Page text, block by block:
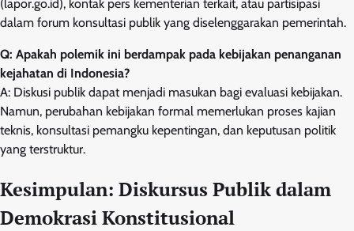
(lapor.go.id), kontak pers kementerian terkait, atau partisipasi
dalam forum konsultasi publik yang diselenggarakan pemerintah.
Q: Apakah polemik ini berdampak pada kebijakan penanganan
kejahatan di Indonesia?
A: Diskusi publik dapat menjadi masukan bagi evaluasi kebijakan.
Namun, perubahan kebijakan formal memerlukan proses kajian
teknis, konsultasi pemangku kepentingan, dan keputusan politik
yang terstruktur.
Kesimpulan: Diskursus Publik dalam
Demokrasi Konstitusional